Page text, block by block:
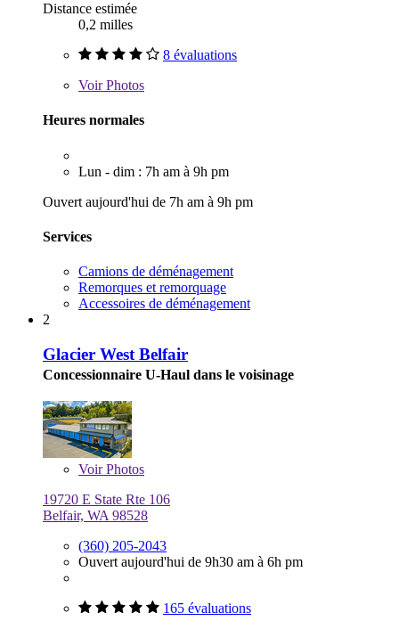
Distance estimée
0,2 milles
8 évaluations
VoirPhotos
Heures normales
Lun - dim : 7h am à 9h pm
Ouvert aujourd'hui de 7h am à 9h pm
Services
Camions de déménagement
Remorques et remorquage
Accessoires de déménagement
2
Glacier West Belfair
Concessionnaire U-Haul dans le voisinage
VoirPhotos
19720 E State Rte 106
Belfair, WA 98528
(360) 205-2043
Ouvert aujourd'hui de 9h30 am à 6h pm
165 évaluations